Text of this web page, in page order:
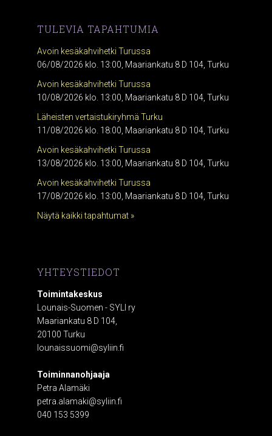
TULEVIA TAPAHTUMIA
Avoin kesäkahvihetki Turussa
06/08/2026 klo. 13:00, Maariankatu 8 D 104, Turku
Avoin kesäkahvihetki Turussa
10/08/2026 klo. 13:00, Maariankatu 8 D 104, Turku
Läheisten vertaistukiryhmä Turku
11/08/2026 klo. 18:00, Maariankatu 8 D 104, Turku
Avoin kesäkahvihetki Turussa
13/08/2026 klo. 13:00, Maariankatu 8 D 104, Turku
Avoin kesäkahvihetki Turussa
17/08/2026 klo. 13:00, Maariankatu 8 D 104, Turku
Näytä kaikki tapahtumat »
YHTEYSTIEDOT
Toimintakeskus
Lounais-Suomen - SYLI ry
Maariankatu 8 D 104,
20100 Turku
lounaissuomi@syliin.fi
Toiminnanohjaaja
Petra Alamäki
petra.alamaki@syliin.fi
040 153 5399